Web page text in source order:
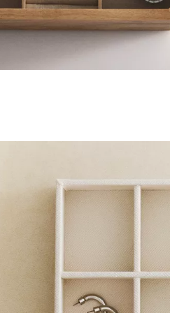
تم تغيير الصورة إلى 1 من 5